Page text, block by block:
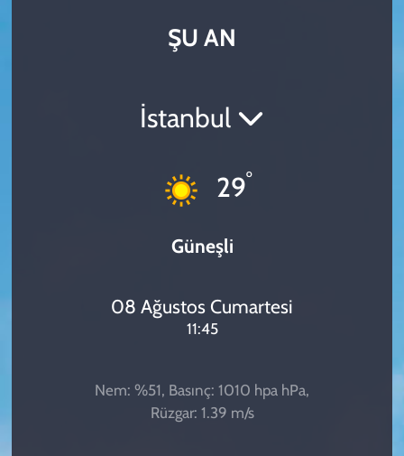
ŞU AN
İstanbul
29°
Güneşli
08 Ağustos Cumartesi
11:45
Nem: %51, Basınç: 1010 hpa hPa,
Rüzgar: 1.39 m/s
Son Dakika Haberleri